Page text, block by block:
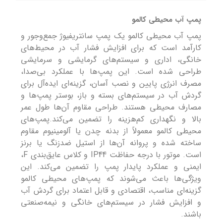
پمپ آب محیطی کالمو
پمپ آب محیطی کالمو یک پمپ سانتریفیوژ جمع‌وجور و
کارآمد است که برای افزایش فشار آب در محیط‌های
خانگی، اداری و سیستم‌های گرمایشی و سرمایشی
طراحی شده است. این پمپ‌ها با عملکرد بی‌صدا،
مصرف انرژی پایین و نصب آسان، گزینه‌ای ایده‌آل برای
گردش آب در سیستم‌های بسته و باز، بوستر پمپ‌ها و
مصارف محیطی هستند. طراحی مقاوم آن‌ها طول عمر
بالا و نگهداری کم‌هزینه را تضمین می‌کند.پمپ‌های
محیطی کالمو معمولاً از بدنه چدن یا آلومینیوم مقاوم
ساخته شده و پروانه آن‌ها از استیل ضدزنگ یا برنز
است. موتور با درجه حفاظت IP44 و کلاس عایق‌بندی F،
ایمنی و عملکرد پایدار پمپ را تضمین می‌کند. این
ویژگی‌ها باعث می‌شوند که پمپ‌های محیطی کالمو
گزینه‌ای مناسب، اقتصادی و قابل اعتماد برای گردش آب
و افزایش فشار در سیستم‌های خانگی و نیمه‌صنعتی
باشند.